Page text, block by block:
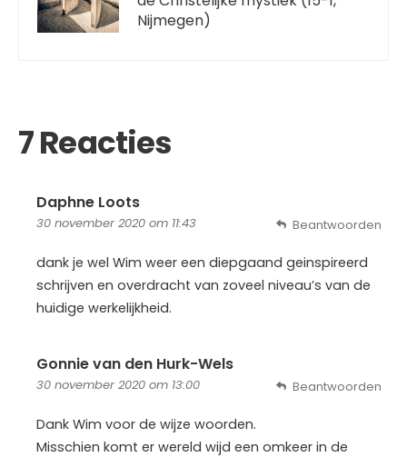
Nijmegen)
7 Reacties
Daphne Loots
30 november 2020 om 11:43
dank je wel Wim weer een diepgaand geinspireerd
schrijven en overdracht van zoveel niveau’s van de
huidige werkelijkheid.
Beantwoorden
Gonnie van den Hurk-Wels
30 november 2020 om 13:00
Dank Wim voor de wijze woorden.
Misschien komt er wereld wijd een omkeer in de
Beantwoorden